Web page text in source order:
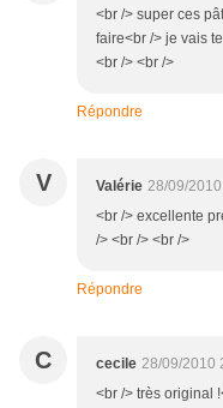
<br /> super ces
faire<br /> je vais
<br /> <br />
Répondre
V Valérie 28/09/
<br /> excellente
/> <br /> <br />
Répondre
C cecile 28/09/2010
<br /> très original